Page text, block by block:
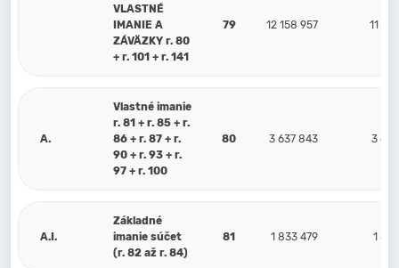
VLASTNÉ
IMANIE A
ZÁVÄZKY r. 80
+ r. 101 + r. 141
79 12 158 957 11
A.
Vlastné imanie
r. 81 + r. 85 + r.
86 + r. 87 + r.
90 + r. 93 + r.
97 + r. 100
80 3 637 843 3
A.I.
Základné
imanie súčet
(r. 82 až r. 84)
81 1 833 479 1